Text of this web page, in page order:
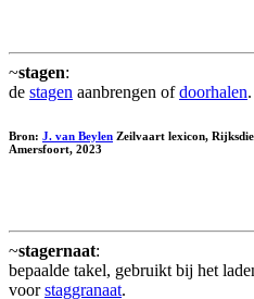
~stagen:
de stagen aanbrengen ofdoorhalen.
Bron: J. van Beylen Zeilvaart lexicon,
Amersfoort, 2023
~stagernaat:
bepaalde takel, gebruikt bij het
voorstaggranaat.